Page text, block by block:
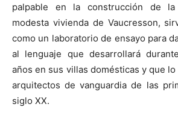
palpable en la construcción de
modesta vivienda de Vaucresson,
como un laboratorio de ensayo para
al lenguaje que desarrollará
años en sus villas domésticas y que
arquitectos de vanguardia de las
siglo XX.